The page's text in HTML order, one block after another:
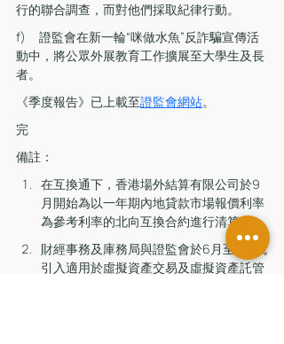
行的聯合調查，而對他們採取紀律行動。
f)     證監會在新一輪“咪做水魚”反詐騙宣傳活
動中，將公眾外展教育工作擴展至大學生及長
者。
《季度報告》已上載至證監會網站。
完
備註：
在互換通下，香港場外結算有限公司於9
月開始為以一年期內地貸款市場報價利率
為參考利率的北向互換合約進行清算。
財經事務及庫務局與證監會於6月至8月就
引入適用於虛擬資產交易及虛擬資產託管